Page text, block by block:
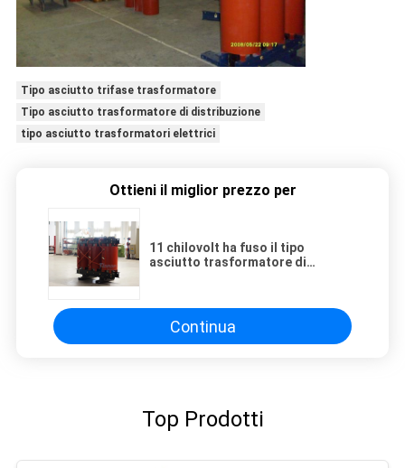
Tipo asciutto trifase trasformatore
Tipo asciutto trasformatore di distribuzione
tipo asciutto trasformatori elettrici
Ottieni il miglior prezzo per
11 chilovolt ha fuso il tipo
asciutto trasformatore di
Continua
Top Prodotti